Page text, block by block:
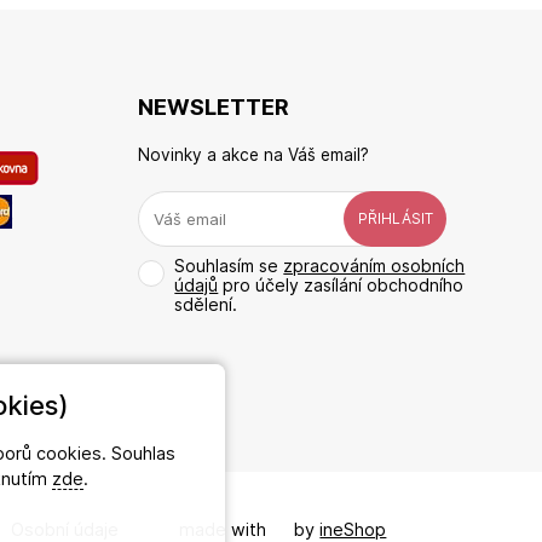
NEWSLETTER
Novinky a akce na Váš email?
Souhlasím se zpracováním osobních
údajů pro účely zasílání obchodního
sdělení.
made with byineShop
cookies. Souhlas
zde.